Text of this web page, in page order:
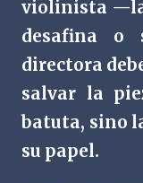
violinista —la
desafina o
directora
salvar la
batuta, sino
su papel.